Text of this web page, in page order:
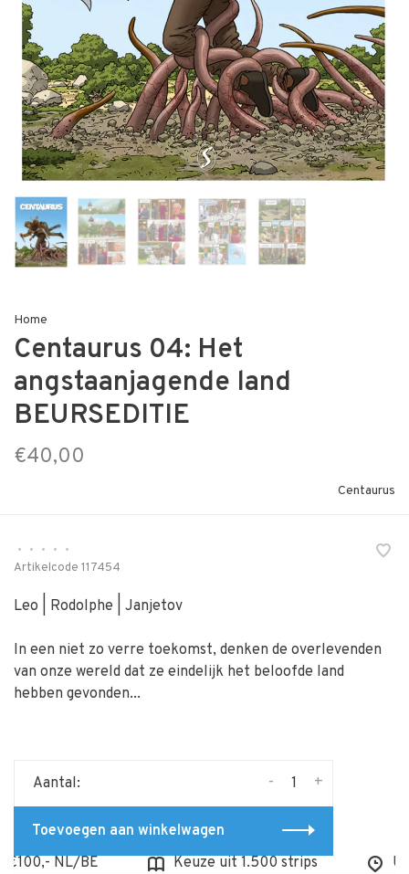
Home
Centaurus 04: Het
angstaanjagende land
BEURSEDITIE
€40,00
Centaurus
• • • •
•
Artikelcode 117454
Leo | Rodolphe | Janjetov
In een niet zo verre toekomst, denken de overlevenden
van onze wereld dat ze eindelijk het beloofde land
hebben gevonden...
Aantal: +
-
Toevoegen aan winkelwagen
NL/BE
Keuze uit 1.500 strips Uit